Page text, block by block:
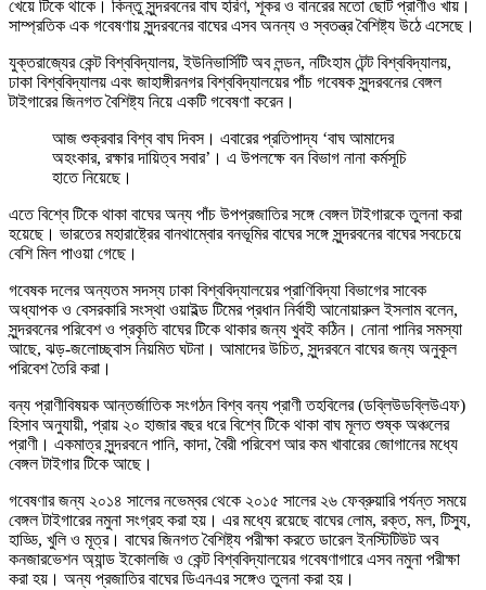
খেয়ে টিকে থাকে। কিন্তু সুন্দরবনের বাঘ হরিণ, শূকর ও বানরের মতো ছোট প্রাণীও খায়।
সাম্প্রতিক এক গবেষণায় সুন্দরবনের বাঘের এসব অনন্য ও স্বতন্ত্র বৈশিষ্ট্য উঠে এসেছে।
যুক্তরাজ্যের কেন্ট বিশ্ববিদ্যালয়, ইউনিভার্সিটি অব লন্ডন, নটিংহাম টেন্ট বিশ্ববিদ্যালয়,
ঢাকা বিশ্ববিদ্যালয় এবং জাহাঙ্গীরনগর বিশ্ববিদ্যালয়ের পাঁচ গবেষক সুন্দরবনের বেঙ্গল
টাইগারের জিনগত বৈশিষ্ট্য নিয়ে একটি গবেষণা করেন।
আজ শুক্রবার বিশ্ব বাঘ দিবস। এবারের প্রতিপাদ্য ‘বাঘ আমাদের
অহংকার, রক্ষার দায়িত্ব সবার’। এ উপলক্ষে বন বিভাগ নানা কর্মসূচি
হাতে নিয়েছে।
এতে বিশ্বে টিকে থাকা বাঘের অন্য পাঁচ উপপ্রজাতির সঙ্গে বেঙ্গল টাইগারকে তুলনা করা
হয়েছে। ভারতের মহারাষ্ট্রের বানথাম্বোর বনভূমির বাঘের সঙ্গে সুন্দরবনের বাঘের সবচেয়ে
বেশি মিল পাওয়া গেছে।
গবেষক দলের অন্যতম সদস্য ঢাকা বিশ্ববিদ্যালয়ের প্রাণিবিদ্যা বিভাগের সাবেক
অধ্যাপক ও বেসরকারি সংস্থা ওয়াইল্ড টিমের প্রধান নির্বাহী আনোয়ারুল ইসলাম বলেন,
সুন্দরবনের পরিবেশ ও প্রকৃতি বাঘের টিকে থাকার জন্য খুবই কঠিন। নোনা পানির সমস্যা
আছে, ঝড়-জলোচ্ছ্বাস নিয়মিত ঘটনা। আমাদের উচিত, সুন্দরবনে বাঘের জন্য অনুকূল
পরিবেশ তৈরি করা।
বন্য প্রাণীবিষয়ক আন্তর্জাতিক সংগঠন বিশ্ব বন্য প্রাণী তহবিলের (ডব্লিউডব্লিউএফ)
হিসাব অনুযায়ী, প্রায় ২০ হাজার বছর ধরে বিশ্বে টিকে থাকা বাঘ মূলত শুষ্ক অঞ্চলের
প্রাণী। একমাত্র সুন্দরবনে পানি, কাদা, বৈরী পরিবেশ আর কম খাবারের জোগানের মধ্যে
বেঙ্গল টাইগার টিকে আছে।
গবেষণার জন্য ২০১৪ সালের নভেম্বর থেকে ২০১৫ সালের ২৬ ফেব্রুয়ারি পর্যন্ত সময়ে
বেঙ্গল টাইগারের নমুনা সংগ্রহ করা হয়। এর মধ্যে রয়েছে বাঘের লোম, রক্ত, মল, টিস্যু,
হাড্ডি, খুলি ও মূত্র। বাঘের জিনগত বৈশিষ্ট্য পরীক্ষা করতে ডারেল ইনস্টিটিউট অব
কনজারভেশন অ্যান্ড ইকোলজি ও কেন্ট বিশ্ববিদ্যালয়ের গবেষণাগারে এসব নমুনা পরীক্ষা
করা হয়। অন্য প্রজাতির বাঘের ডিএনএর সঙ্গেও তুলনা করা হয়।